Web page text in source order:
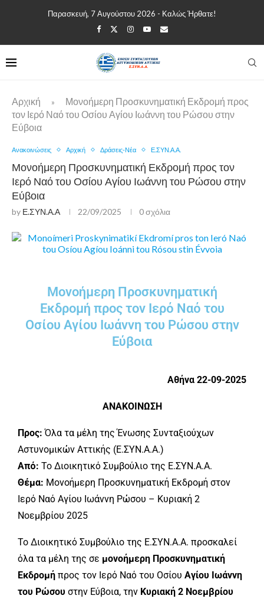
Παρασκευή, 7 Αυγούστου 2026 - Καλώς Ήρθατε!
Αρχική »
Μονοήμερη Προσκυνηματική Εκδρομή προς
τον Ιερό Ναό του Οσίου Αγίου Ιωάννη του Ρώσου στην
Εύβοια
Ανακοινώσεις Αρχική Δράσεις-Νέα Ε.ΣΥΝ.Α.Α.
Μονοήμερη Προσκυνηματική Εκδρομή προς τον
Ιερό Ναό του Οσίου Αγίου Ιωάννη του Ρώσου στην
Εύβοια
by Ε.ΣΥΝ.Α.Α 22/09/2025 0 σχόλια
Μονοήμερη Προσκυνηματική
Εκδρομή προς τον Ιερό Ναό του
Οσίου Αγίου Ιωάννη του Ρώσου στην
Εύβοια
Αθήνα 22-09-2025
ΑΝΑΚΟΙΝΩΣΗ
Προς: Όλα τα μέλη της Ένωσης Συνταξιούχων
Αστυνομικών Αττικής (Ε.ΣΥΝ.Α.Α.)
Από: Το Διοικητικό Συμβούλιο της Ε.ΣΥΝ.Α.Α.
Θέμα: Μονοήμερη Προσκυνηματική Εκδρομή στον
Ιερό Ναό Αγίου Ιωάννη Ρώσου – Κυριακή 2
Νοεμβρίου 2025
Το Διοικητικό Συμβούλιο της Ε.ΣΥΝ.Α.Α. προσκαλεί
όλα τα μέλη της σε μονοήμερη Προσκυνηματική
Εκδρομή προς τον Ιερό Ναό του Οσίου Αγίου Ιωάννη
του Ρώσου στην Εύβοια, την Κυριακή 2 Νοεμβρίου